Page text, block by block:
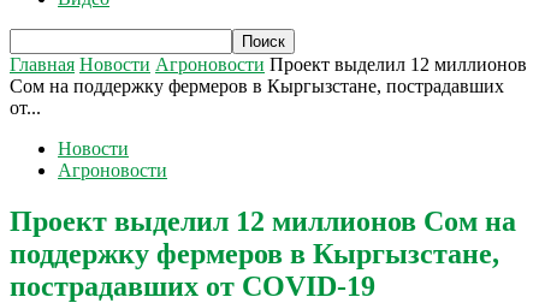
Главная Новости Агроновости Проект выделил 12 миллионов
Сом на поддержку фермеров в Кыргызстане, пострадавших
от...
Новости
Агроновости
Проект выделил 12 миллионов Сом на
поддержку фермеров в Кыргызстане,
пострадавших от COVID-19